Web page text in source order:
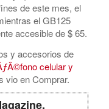
de este mes, el
el GB125
accesible de $ 65.
y accesorios de
celular y
vio en Comprar.